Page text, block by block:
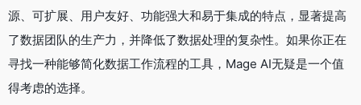
源、可扩展、用户友好、功能强大和易于集成的特点，显著提高
了数据团队的生产力，并降低了数据处理的复杂性。如果你正在
寻找一种能够简化数据工作流程的工具，Mage AI无疑是一个值
得考虑的选择。